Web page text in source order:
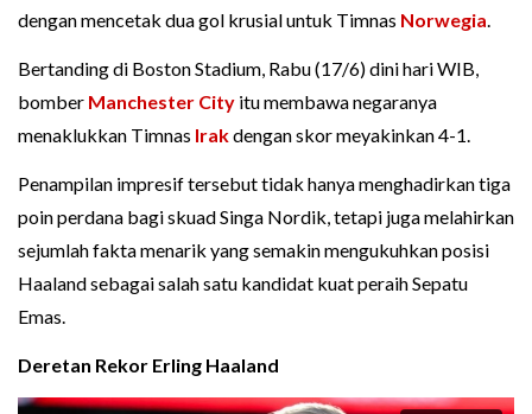
dengan mencetak dua gol krusial untuk Timnas Norwegia.
Bertanding di Boston Stadium, Rabu (17/6) dini hari WIB,
bomber Manchester City itu membawa negaranya
menaklukkan Timnas Irakdengan skor meyakinkan 4-1.
Penampilan impresif tersebut tidak hanya menghadirkan tiga
poin perdana bagi skuad Singa Nordik, tetapi juga melahirkan
sejumlah fakta menarik yang semakin mengukuhkan posisi
Haaland sebagai salah satu kandidat kuat peraih Sepatu
Emas.
Deretan Rekor Erling Haaland